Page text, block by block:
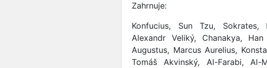
Zahrnuje:
Konfucius, Sun Tzu, Sokrates,
Alexandr Veliký, Chanakya,
Augustus, Marcus Aurelius,
Tomáš Akvinský, Al-Farabi, Al-